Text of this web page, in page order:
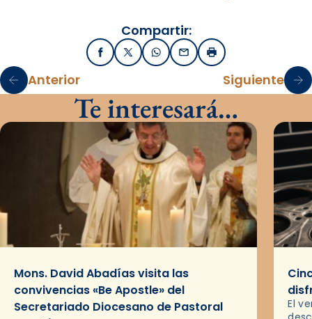
Compartir:
FacebookX / TwitterWhatsApp
EmailImprimir
Anterior Siguiente
Te interesará…
Mons. David Abadías visita las
convivencias «Be Apostle» del
Secretariado Diocesano de Pastoral
El